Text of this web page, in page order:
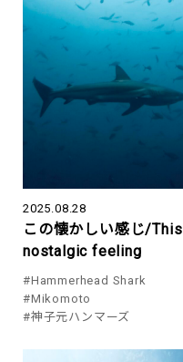
2025.08.28
この懐かしい感じ/This
nostalgic feeling
#Hammerhead Shark
#Mikomoto
#神子元ハンマーズ